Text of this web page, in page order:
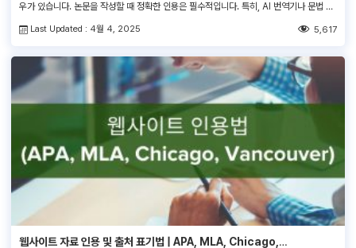
우가 있습니다. 논문을 작성할 때 정확한 인용은 필수적입니다. 특히, AI 번역기나 문법 검
이 글에서는 팟캐스트를 인용하는 방법을 살펴보고, 가장 일반적으로 쓰이는 인용 […]
Last Updated : 4월 4, 2025 5,617
웹사이트 자료 인용 및 출처 표기법 | APA, MLA, Chicago,